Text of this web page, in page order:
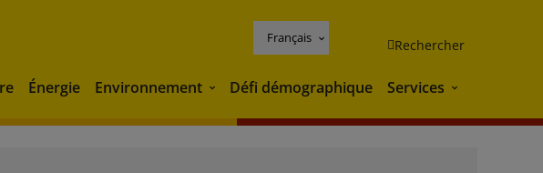
Français Rechercher
Énergie Environnement Environnement
Défi démographique Services Services